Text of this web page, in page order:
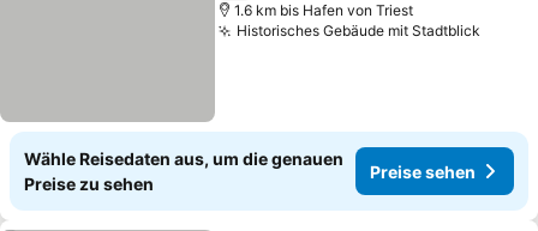
1.6 km bis Hafen von Triest
Historisches Gebäude mit Stadtblick
Wähle Reisedaten aus, um die genauen
Preise zu sehen
Preise sehen